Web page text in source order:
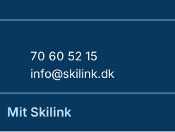
70 60 52 15
info@skilink.dk
Mit Skilink